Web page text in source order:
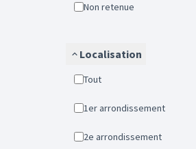
Non retenue
Localisation
Tout
1er arrondissement
2e arrondissement